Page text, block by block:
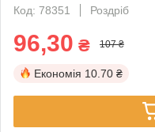
Код: 78351
Роздріб
96,30 ₴ 107 ₴
Економія 10.70 ₴